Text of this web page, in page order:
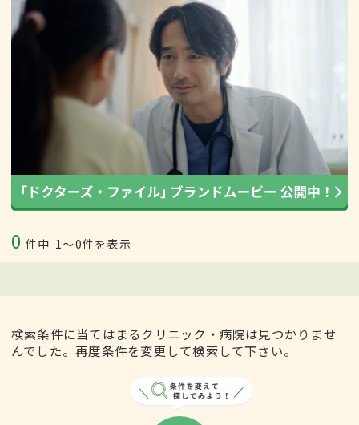
0 件中 1〜0件を表示
検索条件に当てはまるクリニック・病院は見つかりませ
んでした。再度条件を変更して検索して下さい。